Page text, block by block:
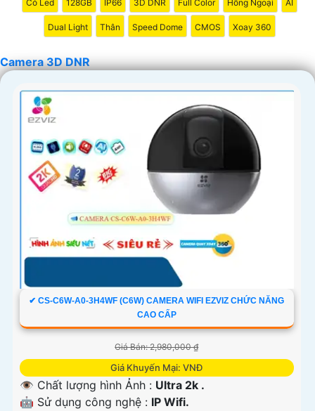
Có Led 128GB IP66 3D DNR Full Color Hồng Ngoại AI
Dual Light Thân Speed Dome CMOS Xoay 360
Camera 3D DNR
✔ CS-C6W-A0-3H4WF (C6W) CAMERA WIFI EZVIZ CHỨC NĂNG
CAO CẤP
Giá Bán: 2,980,000 ₫
Giá Khuyến Mại: VNĐ
👁 Chất lượng hình Ảnh : Ultra 2k .
🤖️ Sử dụng công nghệ : IP Wifi.